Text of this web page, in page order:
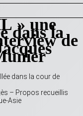
» une
dans lade
dans la cour de
– Propos recueillis
Asie